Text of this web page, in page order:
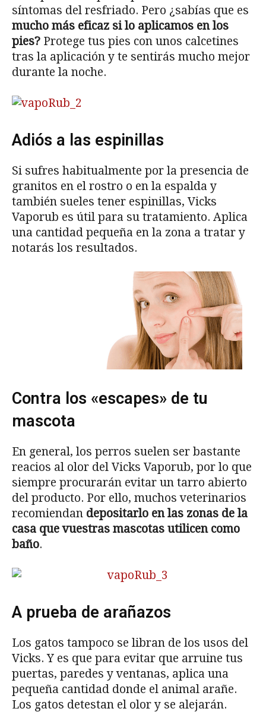
síntomas del resfriado. Pero ¿sabías que es
mucho más eficaz si lo aplicamos en los
pies? Protege tus pies con unos calcetines
tras la aplicación y te sentirás mucho mejor
durante la noche.
Adiós a las espinillas
Si sufres habitualmente por la presencia de
granitos en el rostro o en la espalda y
también sueles tener espinillas, Vicks
Vaporub es útil para su tratamiento. Aplica
una cantidad pequeña en la zona a tratar y
notarás los resultados.
Contra los «escapes» de tu
mascota
En general, los perros suelen ser bastante
reacios al olor del Vicks Vaporub, por lo que
siempre procurarán evitar un tarro abierto
del producto. Por ello, muchos veterinarios
recomiendan depositarlo en las zonas de la
casa que vuestras mascotas utilicen como
baño.
A prueba de arañazos
Los gatos tampoco se libran de los usos del
Vicks. Y es que para evitar que arruine tus
puertas, paredes y ventanas, aplica una
pequeña cantidad donde el animal arañe.
Los gatos detestan el olor y se alejarán.